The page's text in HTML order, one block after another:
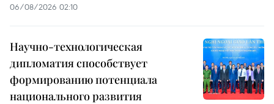
06/08/2026 02:10
Научно-технологическая
дипломатия способствует
формированию потенциала
национального развития